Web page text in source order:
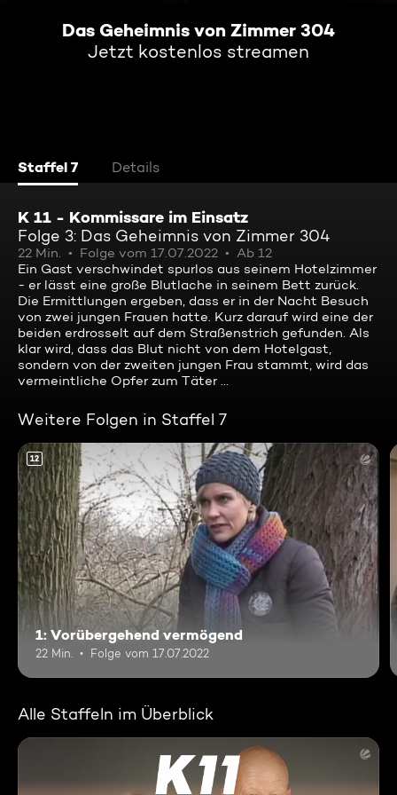
Das Geheimnis von Zimmer 304
Jetzt kostenlos streamen
Staffel 7 Details
K 11 - Kommissare im Einsatz
Folge 3: Das Geheimnis von Zimmer 304
22 Min. Folge vom 17.07.2022
Ab 12
Ein Gast verschwindet spurlos aus seinem Hotelzimmer
- er lässt eine große Blutlache in seinem Bett zurück.
Die Ermittlungen ergeben, dass er in der Nacht Besuch
von zwei jungen Frauen hatte. Kurz darauf wird eine der
beiden erdrosselt auf dem Straßenstrich gefunden. Als
klar wird, dass das Blut nicht von dem Hotelgast,
sondern von der zweiten jungen Frau stammt, wird das
vermeintliche Opfer zum Täter ...
Weitere Folgen in Staffel 7
12
1: Vorübergehend vermögend
22 Min. Folge vom 17.07.2022
Alle Staffeln im Überblick